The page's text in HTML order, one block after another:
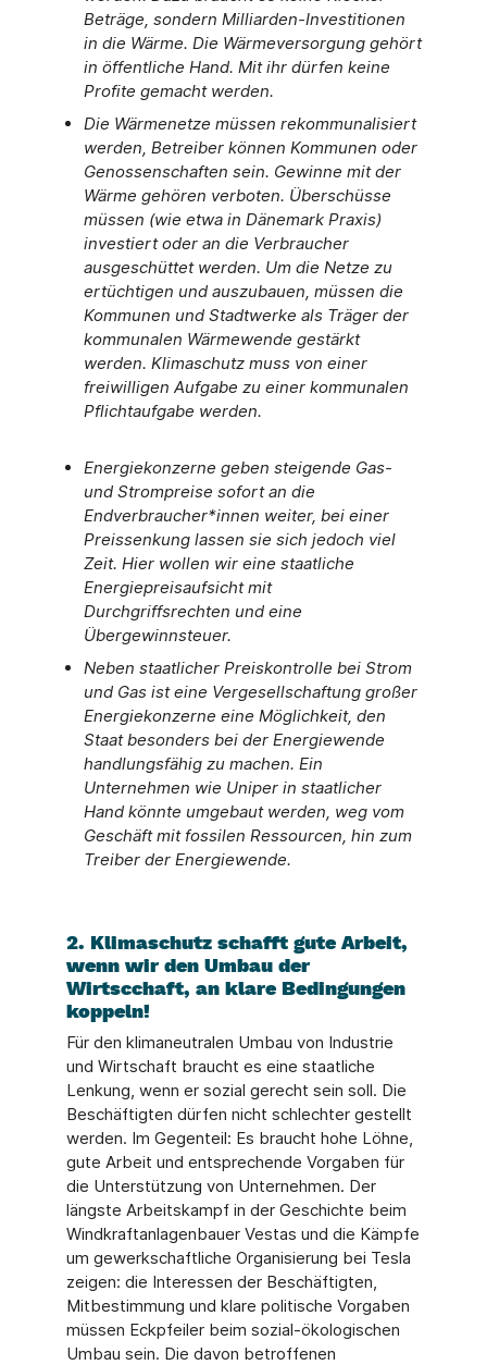
Beträge, sondern Milliarden-Investitionen
in die Wärme. Die Wärmeversorgung gehört
in öffentliche Hand. Mit ihr dürfen keine
Profite gemacht werden.
Die Wärmenetze müssen rekommunalisiert
werden, Betreiber können Kommunen oder
Genossenschaften sein. Gewinne mit der
Wärme gehören verboten. Überschüsse
müssen (wie etwa in Dänemark Praxis)
investiert oder an die Verbraucher
ausgeschüttet werden. Um die Netze zu
ertüchtigen und auszubauen, müssen die
Kommunen und Stadtwerke als Träger der
kommunalen Wärmewende gestärkt
werden. Klimaschutz muss von einer
freiwilligen Aufgabe zu einer kommunalen
Pflichtaufgabe werden.
Energiekonzerne geben steigende Gas-
und Strompreise sofort an die
Endverbraucher*innen weiter, bei einer
Preissenkung lassen sie sich jedoch viel
Zeit. Hier wollen wir eine staatliche
Energiepreisaufsicht mit
Durchgriffsrechten und eine
Übergewinnsteuer.
Neben staatlicher Preiskontrolle bei Strom
und Gas ist eine Vergesellschaftung großer
Energiekonzerne eine Möglichkeit, den
Staat besonders bei der Energiewende
handlungsfähig zu machen. Ein
Unternehmen wie Uniper in staatlicher
Hand könnte umgebaut werden, weg vom
Geschäft mit fossilen Ressourcen, hin zum
Treiber der Energiewende.
2. Klimaschutz schafft gute Arbeit,
wenn wir den Umbau der
Wirtscchaft, an klare Bedingungen
koppeln!
Für den klimaneutralen Umbau von Industrie
und Wirtschaft braucht es eine staatliche
Lenkung, wenn er sozial gerecht sein soll. Die
Beschäftigten dürfen nicht schlechter gestellt
werden. Im Gegenteil: Es braucht hohe Löhne,
gute Arbeit und entsprechende Vorgaben für
die Unterstützung von Unternehmen. Der
längste Arbeitskampf in der Geschichte beim
Windkraftanlagenbauer Vestas und die Kämpfe
um gewerkschaftliche Organisierung bei Tesla
zeigen: die Interessen der Beschäftigten,
Mitbestimmung und klare politische Vorgaben
müssen Eckpfeiler beim sozial-ökologischen
Umbau sein. Die davon betroffenen